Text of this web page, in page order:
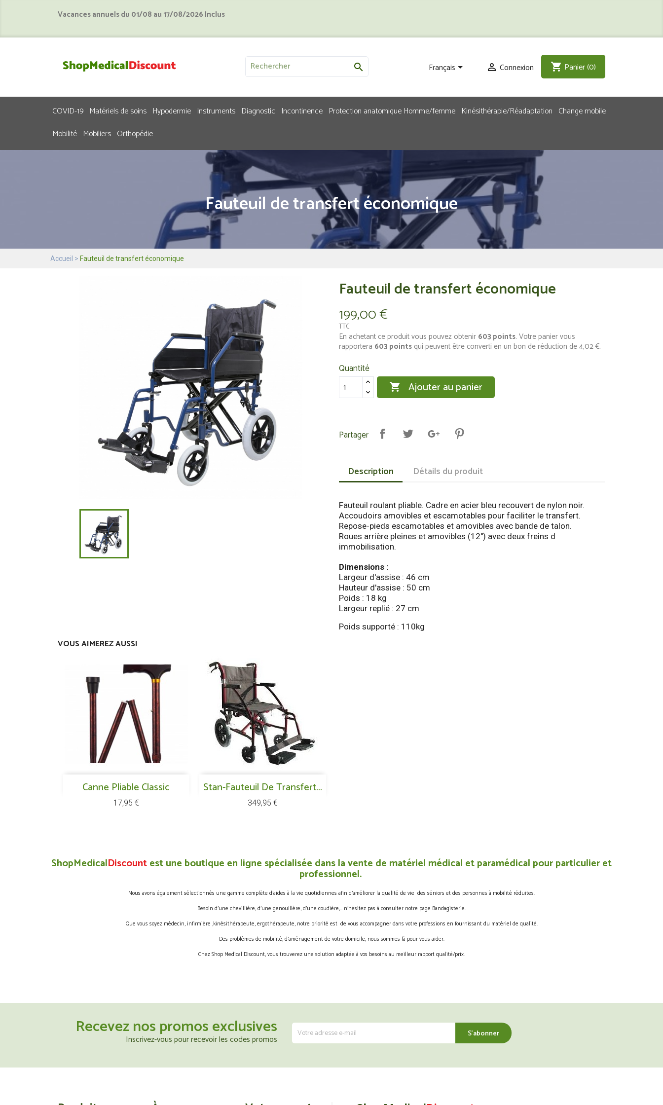
Vacances annuels du 01/08 au 17/08/2026 Inclus
 Français  Connexion shopping_cart Panier(0)
COVID-19 Matériels de soins Hypodermie Instruments Diagnostic Incontinence Protection anatomique Homme/femme Kinésithérapie/Réadaptation Change mobile
Mobilité Mobiliers Orthopédie
Fauteuil de transfert économique
Accueil Fauteuil de transfert économique
Fauteuil de transfert économique
199,00 €
TTC
En achetant ce produit vous pouvez obtenir 603 points. Votre panier vous
rapportera 603 points qui peuvent être converti en un bon de réduction de4,02 €.
Quantité
 Ajouter au panier
Partager
Description Détails du produit
Fauteuil roulant pliable. Cadre en acier bleu recouvert de nylon noir.
Accoudoirs amovibles et escamotables pour faciliter le transfert.
Repose-pieds escamotables et amovibles avec bande de talon.
Roues arrière pleines et amovibles (12'') avec deux freins d
immobilisation.
Dimensions :
Largeur d'assise : 46 cm
Hauteur d'assise : 50 cm
Poids : 18 kg
Largeur replié : 27 cm
Poids supporté : 110kg
VOUS AIMEREZ AUSSI
Canne Pliable Classic
Prix
17,95 €
 Aperçu rapide Stan-Fauteuil De Transfert...
Prix
349,95 €
Aperçu rapide
ShopMedicalDiscountest une boutique en ligne spécialisée dans la vente de matériel médical et paramédical pour particulier et
professionnel.
Nous avons également sélectionnés une gamme complète d’aides à la vie quotidiennes afin d’améliorer la qualité de vie des séniors et des personnes à mobilité réduites.
Besoin d’une chevillière, d’une genouillère, d’une coudière,… n’hésitez pas à consulter notre page Bandagisterie.
Que vous soyez médecin, infirmière ,kinésithérapeute, ergothérapeute, notre priorité est de vous accompagner dans votre professions en fournissant du matériel de qualité.
Des problèmes de mobilité, d’aménagement de votre domicile, nous sommes là pour vous aider.
Chez Shop Medical Discount, vous trouverez une solution adaptée à vos besoins au meilleur rapport qualité/prix.
Recevez nos promos exclusives
Inscrivez-vous pour recevoir les codes promos